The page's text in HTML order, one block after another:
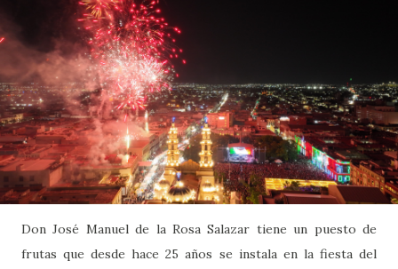
Don José Manuel de la Rosa Salazar tiene un puesto de
frutas que desde hace 25 años se instala en la fiesta del